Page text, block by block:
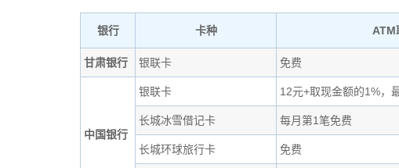
银行 卡种 ATM
甘肃银行 银联卡 免费
中国银行
银联卡 12元+取现金额的1%，
长城冰雪借记卡 每月第1笔免费
长城环球旅行卡 免费